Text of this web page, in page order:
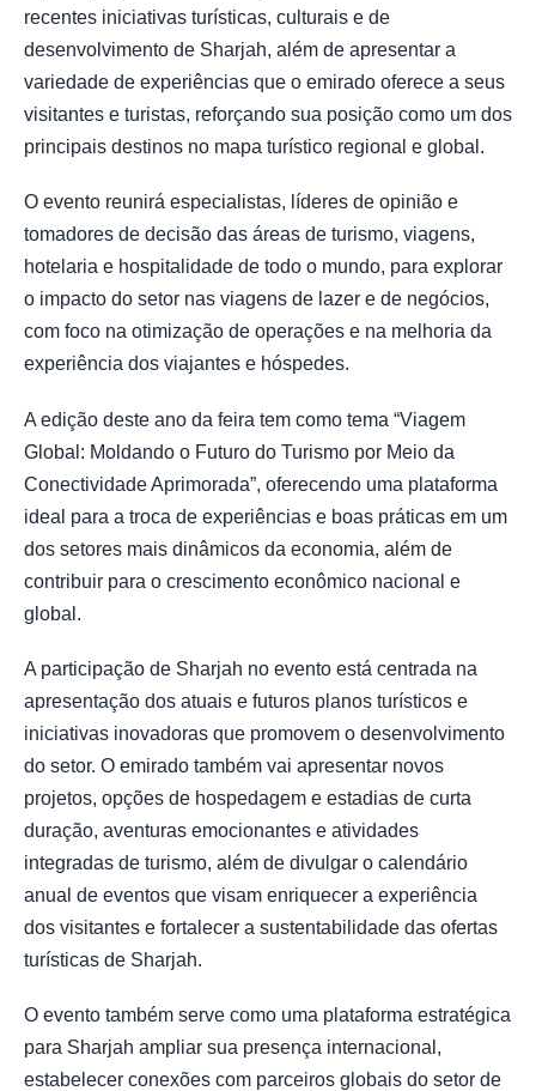
recentes iniciativas turísticas, culturais e de
desenvolvimento de Sharjah, além de apresentar a
variedade de experiências que o emirado oferece a seus
visitantes e turistas, reforçando sua posição como um dos
principais destinos no mapa turístico regional e global.
O evento reunirá especialistas, líderes de opinião e
tomadores de decisão das áreas de turismo, viagens,
hotelaria e hospitalidade de todo o mundo, para explorar
o impacto do setor nas viagens de lazer e de negócios,
com foco na otimização de operações e na melhoria da
experiência dos viajantes e hóspedes.
A edição deste ano da feira tem como tema “Viagem
Global: Moldando o Futuro do Turismo por Meio da
Conectividade Aprimorada”, oferecendo uma plataforma
ideal para a troca de experiências e boas práticas em um
dos setores mais dinâmicos da economia, além de
contribuir para o crescimento econômico nacional e
global.
A participação de Sharjah no evento está centrada na
apresentação dos atuais e futuros planos turísticos e
iniciativas inovadoras que promovem o desenvolvimento
do setor. O emirado também vai apresentar novos
projetos, opções de hospedagem e estadias de curta
duração, aventuras emocionantes e atividades
integradas de turismo, além de divulgar o calendário
anual de eventos que visam enriquecer a experiência
dos visitantes e fortalecer a sustentabilidade das ofertas
turísticas de Sharjah.
O evento também serve como uma plataforma estratégica
para Sharjah ampliar sua presença internacional,
estabelecer conexões com parceiros globais do setor de